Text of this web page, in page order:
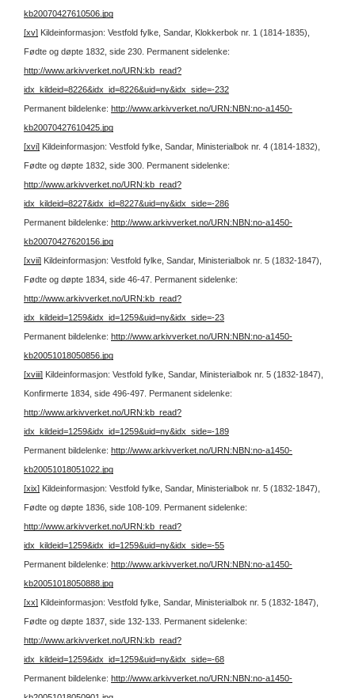
kb20070427610506.jpg
[xv] Kildeinformasjon: Vestfold fylke, Sandar, Klokkerbok nr. 1 (1814-1835),
Fødte og døpte 1832, side 230. Permanent sidelenke:
http://www.arkivverket.no/URN:kb_read?
idx_kildeid=8226&idx_id=8226&uid=ny&idx_side=-232
Permanent bildelenke: http://www.arkivverket.no/URN:NBN:no-a1450-
kb20070427610425.jpg
[xvi] Kildeinformasjon: Vestfold fylke, Sandar, Ministerialbok nr. 4 (1814-1832),
Fødte og døpte 1832, side 300. Permanent sidelenke:
http://www.arkivverket.no/URN:kb_read?
idx_kildeid=8227&idx_id=8227&uid=ny&idx_side=-286
Permanent bildelenke: http://www.arkivverket.no/URN:NBN:no-a1450-
kb20070427620156.jpg
[xvii] Kildeinformasjon: Vestfold fylke, Sandar, Ministerialbok nr. 5 (1832-1847),
Fødte og døpte 1834, side 46-47. Permanent sidelenke:
http://www.arkivverket.no/URN:kb_read?
idx_kildeid=1259&idx_id=1259&uid=ny&idx_side=-23
Permanent bildelenke: http://www.arkivverket.no/URN:NBN:no-a1450-
kb20051018050856.jpg
[xviii] Kildeinformasjon: Vestfold fylke, Sandar, Ministerialbok nr. 5 (1832-1847),
Konfirmerte 1834, side 496-497. Permanent sidelenke:
http://www.arkivverket.no/URN:kb_read?
idx_kildeid=1259&idx_id=1259&uid=ny&idx_side=-189
Permanent bildelenke: http://www.arkivverket.no/URN:NBN:no-a1450-
kb20051018051022.jpg
[xix] Kildeinformasjon: Vestfold fylke, Sandar, Ministerialbok nr. 5 (1832-1847),
Fødte og døpte 1836, side 108-109. Permanent sidelenke:
http://www.arkivverket.no/URN:kb_read?
idx_kildeid=1259&idx_id=1259&uid=ny&idx_side=-55
Permanent bildelenke: http://www.arkivverket.no/URN:NBN:no-a1450-
kb20051018050888.jpg
[xx] Kildeinformasjon: Vestfold fylke, Sandar, Ministerialbok nr. 5 (1832-1847),
Fødte og døpte 1837, side 132-133. Permanent sidelenke:
http://www.arkivverket.no/URN:kb_read?
idx_kildeid=1259&idx_id=1259&uid=ny&idx_side=-68
Permanent bildelenke: http://www.arkivverket.no/URN:NBN:no-a1450-